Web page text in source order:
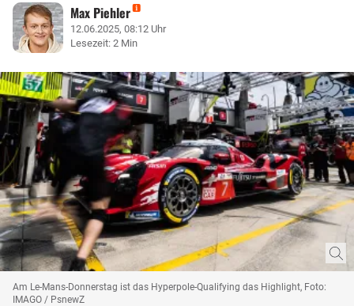
Max Piehler
12.06.2025, 08:12 Uhr
Lesezeit: 2 Min
Am Le-Mans-Donnerstag ist das Hyperpole-Qualifying das Highlight, Foto:
IMAGO / PsnewZ